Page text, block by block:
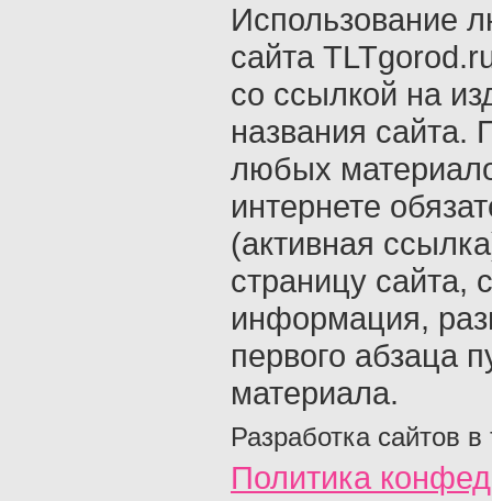
Использование
сайта
со ссылкой на
названия сайта.
любых
интернете
(активная
страницу сайта,
информация,
первого абзаца
материала.
Разработка сайтов в
Политика